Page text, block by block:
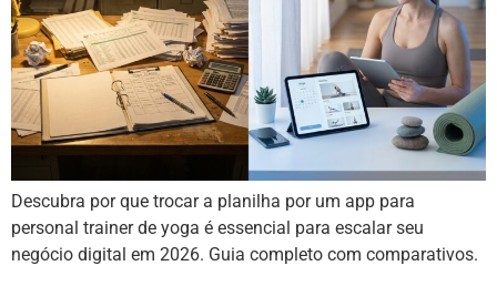
Descubra por que trocar a planilha por um app para
personal trainer de yoga é essencial para escalar seu
negócio digital em 2026. Guia completo com comparativos.